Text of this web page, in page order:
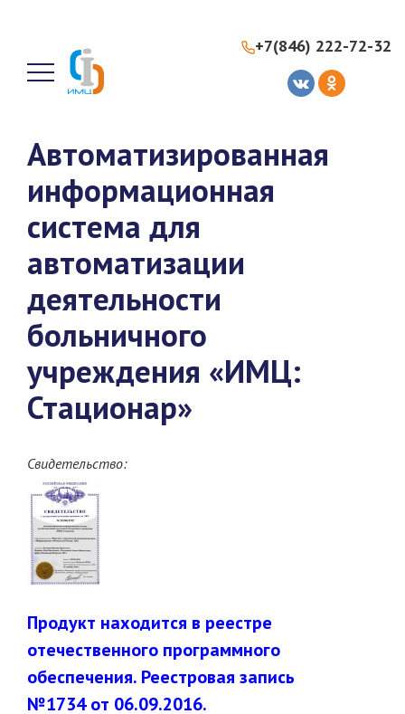
+7(846) 222-72-32
Автоматизированная
информационная
система для
автоматизации
деятельности
больничного
учреждения «ИМЦ:
Стационар»
Свидетельство:
Продукт находится в реестре
отечественного программного
обеспечения. Реестровая запись
№1734 от 06.09.2016.